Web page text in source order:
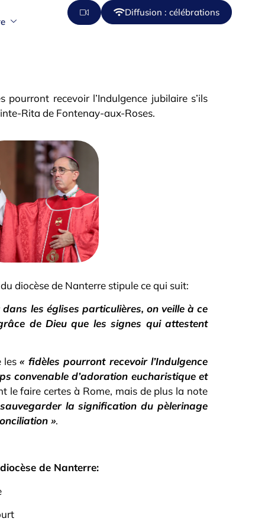
Diffusion : célébrations
recevoir l’Indulgence jubilaire s’ils
Rita de Fontenay-aux-Roses.
diocèse de Nanterre stipule ce qui suit:
dans les églises particulières, on veille à ce
de Dieu que les signes qui attestent
les« fidèles pourront recevoir l’Indulgence
convenable d’adoration eucharistique et
le faire certes à Rome, mais de plus la note
la signification du pèlerinage
».
de Nanterre: